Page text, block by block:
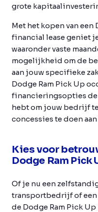
grote
Met het kopen van een
financial lease geniet
waaronder vaste
mogelijkheid om de
aan jouw specifieke
Dodge Ram Pick Up
financieringsopties
hebt om jouw bedrijf
concessies te doen
Kies voor
Dodge Ram Pick
Of je nu een
transportbedrijf of een
de Dodge Ram Pick